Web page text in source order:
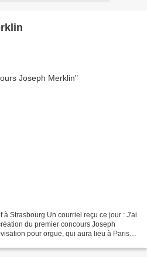
à Strasbourg Un courriel reçu ce jour : J'ai
du premier concours Joseph
pour orgue, qui aura lieu à Paris